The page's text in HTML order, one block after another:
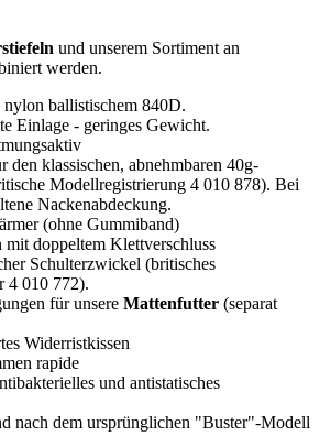
und unserem Sortiment an
werden.
nylon ballistischem 840D.
Einlage - geringes Gewicht.
den klassischen, abnehmbaren 40g-
Modellregistrierung 4 010 878). Bei
Nackenabdeckung.
(ohne Gummiband)
mit doppeltem Klettverschluss
Schulterzwickel (britisches
4 010 772).
für unsere Mattenfutter (separat
Widerristkissen
rapide
und antistatisches
nach dem ursprünglichen "Buster"-Modell